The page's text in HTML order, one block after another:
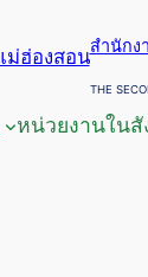
สำนักง
THE
หน่วยงานในสั